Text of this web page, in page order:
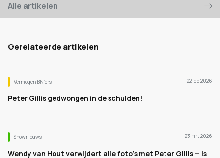
Alle artikelen
Gerelateerde artikelen
Vermogen BN’ers 22 feb 2026
Peter Gillis gedwongen in de schulden!
Shownieuws 23 mrt 2026
Wendy van Hout verwijdert alle foto’s met Peter Gillis — is